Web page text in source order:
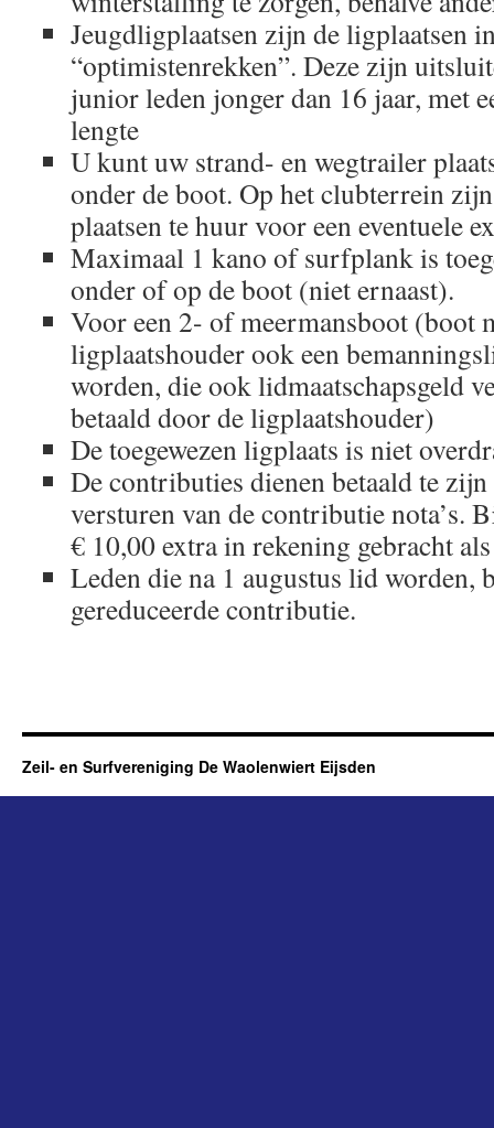
Jeugdligplaatsen zijn de ligplaatsen
“optimistenrekken”. Deze zijn
junior leden jonger dan 16 jaar, met
lengte
U kunt uw strand- en wegtrailer
onder de boot. Op het clubterrein
plaatsen te huur voor een eventuele
Maximaal 1 kano of surfplank is
onder of op de boot (niet ernaast).
Voor een 2- of meermansboot (boot
ligplaatshouder ook een
worden, die ook lidmaatschapsgeld
betaald door de ligplaatshouder)
De toegewezen ligplaats is niet
De contributies dienen betaald te zijn
versturen van de contributie nota’s.
€ 10,00 extra in rekening gebracht
Leden die na 1 augustus lid worden,
gereduceerde contributie.
Zeil- en Surfvereniging De Waolenwiert Eijsden